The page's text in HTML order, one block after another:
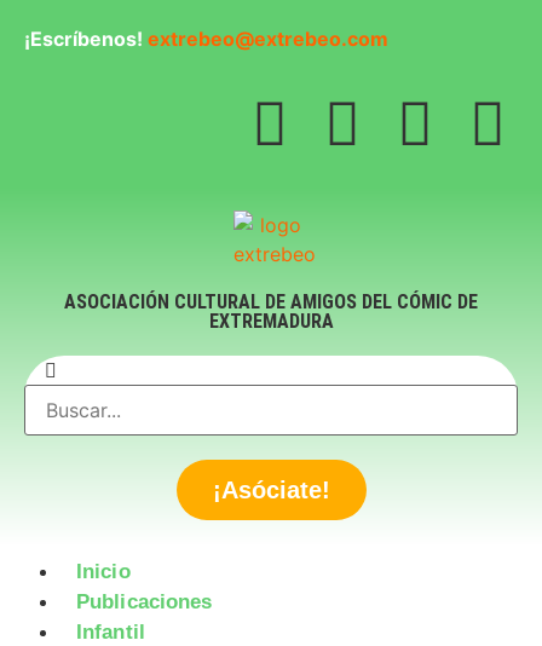
¡Escríbenos! extrebeo@extrebeo.com
ASOCIACIÓN CULTURAL DE AMIGOS DEL CÓMIC DE
EXTREMADURA
¡Asóciate!
Inicio
Publicaciones
Infantil